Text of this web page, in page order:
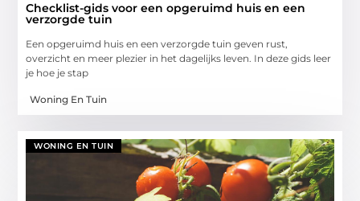
Checklist-gids voor een opgeruimd huis en een
verzorgde tuin
Een opgeruimd huis en een verzorgde tuin geven rust,
overzicht en meer plezier in het dagelijks leven. In deze gids leer
je hoe je stap
Woning En Tuin
WONING EN TUIN